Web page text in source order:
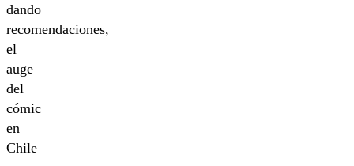
dando
recomendaciones,
el
auge
del
cómic
en
Chile